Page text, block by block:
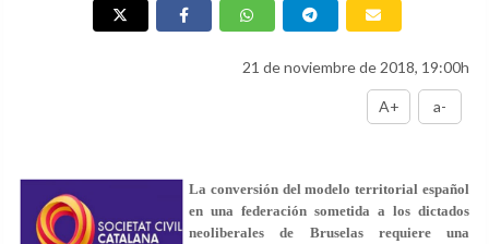
21 de noviembre de 2018, 19:00h
A+ a-
La conversión del modelo territorial español
en una federación sometida a los dictados
neoliberales de Bruselas requiere una